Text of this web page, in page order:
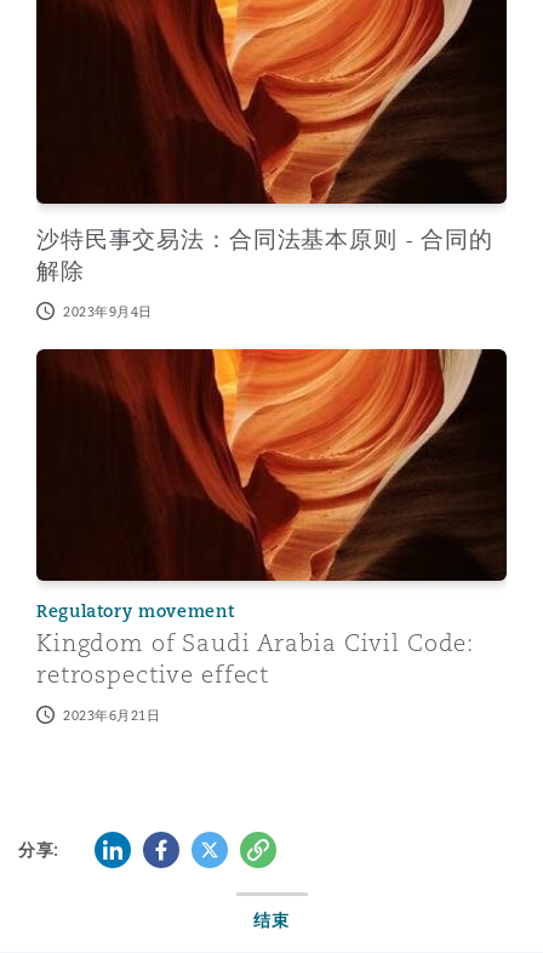
沙特民事交易法：合同法基本原则 - 合同的
解除
2023年9月4日
Kingdom of Saudi Arabia Civil Code: retrospective
Regulatory movement
Kingdom of Saudi Arabia Civil Code:
retrospective effect
2023年6月21日
分享: LinkedInFacebook
Twitter复制
结束